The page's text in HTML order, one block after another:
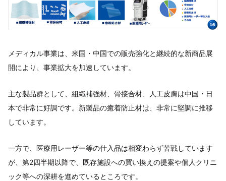
メディカル事業は、米国・中国での販売強化と継続的な新商品展
開により、事業拡大を加速しています。
主な製品群として、組織補強材、骨接合材、人工皮膚は中国・日
本で非常に好調です。新製品の癒着防止材は、非常に堅調に推移
しています。
一方で、医療用レーザー等の仕入品は相変わらず苦戦しています
が、第2四半期以降で、既存施設への買い換えの提案や個人クリニ
ック等への深耕を進めているところです。